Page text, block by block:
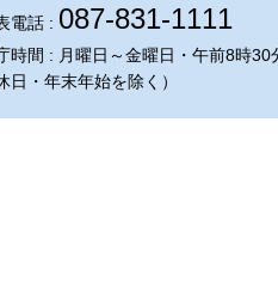
電話 : 087-831-1111
時間 : 月曜日～金曜日・午前8時30
日・年末年始を除く）